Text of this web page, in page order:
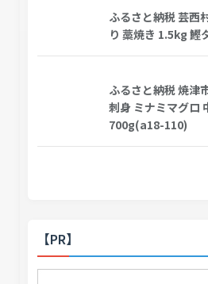
ふるさと納税 芸西
り 藁焼き 1.5kg 鰹
ふるさと納税 焼津
刺身 ミナミマグロ
700g(a18-110)
【PR】